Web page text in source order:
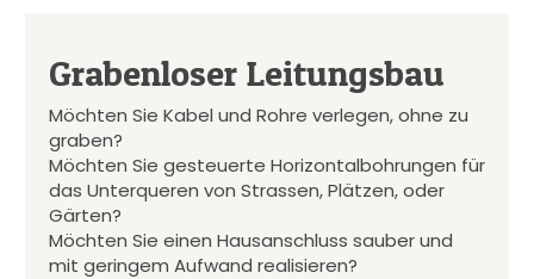
Grabenloser Leitungsbau
Möchten Sie Kabel und Rohre verlegen, ohne zu
graben?
Möchten Sie gesteuerte Horizontalbohrungen für
das Unterqueren von Strassen, Plätzen, oder
Gärten?
Möchten Sie einen Hausanschluss sauber und
mit geringem Aufwand realisieren?